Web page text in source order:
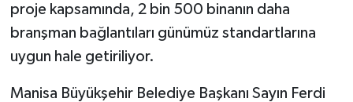
proje kapsamında, 2 bin 500 binanın daha
branşman bağlantıları günümüz standartlarına
uygun hale getiriliyor.
Manisa Büyükşehir Belediye Başkanı Sayın Ferdi